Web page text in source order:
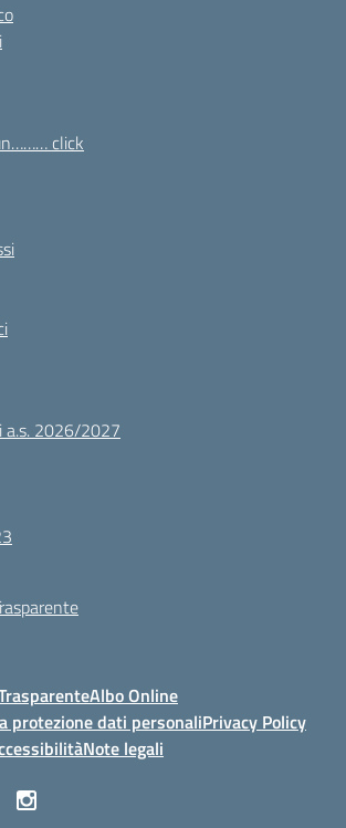
click
a.s. 2026/2027
Albo Online
protezione dati personaliPrivacy Policy
Note legali